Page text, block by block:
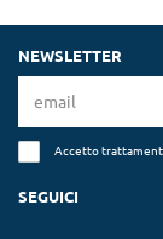
NEWSLETTER
Accetto
SEGUICI